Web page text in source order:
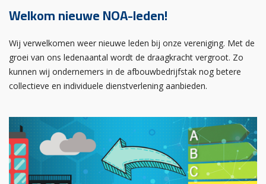
Welkom nieuwe NOA-leden!
Wij verwelkomen weer nieuwe leden bij onze vereniging. Met de
groei van ons ledenaantal wordt de draagkracht vergroot. Zo
kunnen wij ondernemers in de afbouwbedrijfstak nog betere
collectieve en individuele dienstverlening aanbieden.